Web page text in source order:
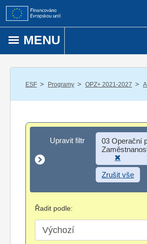
Přejít k obsahu
MENU
ESF / Programy / OPZ+ 2021-2027 /
Upravit filtr
Upravit filtr
03 Operační
Zrušit vše
Řadit podle: